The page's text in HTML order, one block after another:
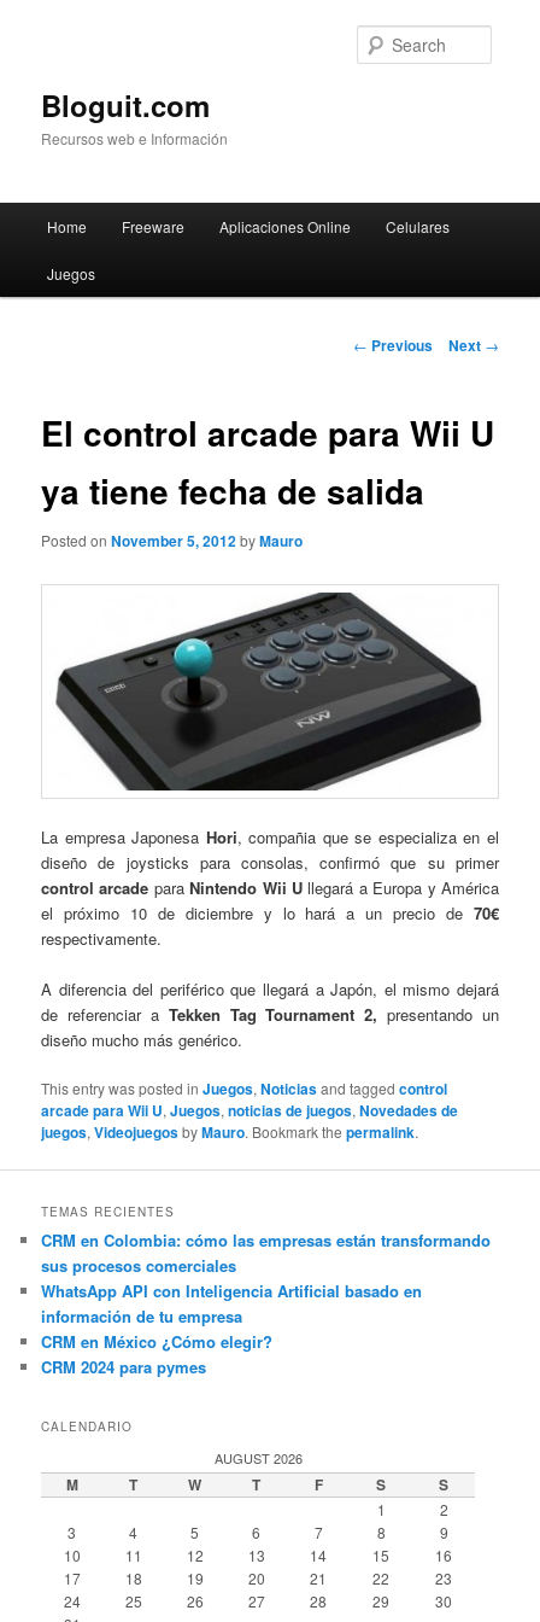
Bloguit.com
Recursos web e Información
Skip
to
Home Freeware Aplicaciones Online Celulares
Juegos
Post
← Previous Next →
El control arcade para Wii U
ya tiene fecha de salida
Posted onNovember 5, 2012byMauro
La empresa Japonesa Hori, compañia que se especializa en el
diseño de joysticks para consolas, confirmó que su primer
control arcade paraNintendo Wii U llegará a Europa y América
el próximo 10 de diciembre y lo hará a un precio de 70€
respectivamente.
A diferencia del periférico que llegará a Japón, el mismo dejará
de referenciar a Tekken Tag Tournament 2, presentando un
diseño mucho más genérico.
This entry was posted inJuegos,Noticiasand taggedcontrol
arcade para Wii U,Juegos,noticias de juegos,Novedades de
juegos,VideojuegosbyMauro. Bookmark thepermalink.
TEMAS RECIENTES
CRM en Colombia: cómo las empresas están transformando
sus procesos comerciales
WhatsApp API con Inteligencia Artificial basado en
información de tu empresa
CRM en México ¿Cómo elegir?
CRM 2024 para pymes
CALENDARIO
AUGUST 2026
M T W T F S S
1
2
3
4 5 6 7 8
9
10
11 12 13 14 15
16
17
18 19 20 21 22
23
24
25 26 27 28 29
30